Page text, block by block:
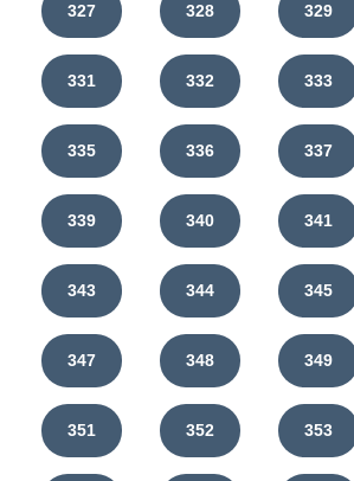
327 328 329
331 332 333
335 336 337
339 340 341
343 344 345
347 348 349
351 352 353